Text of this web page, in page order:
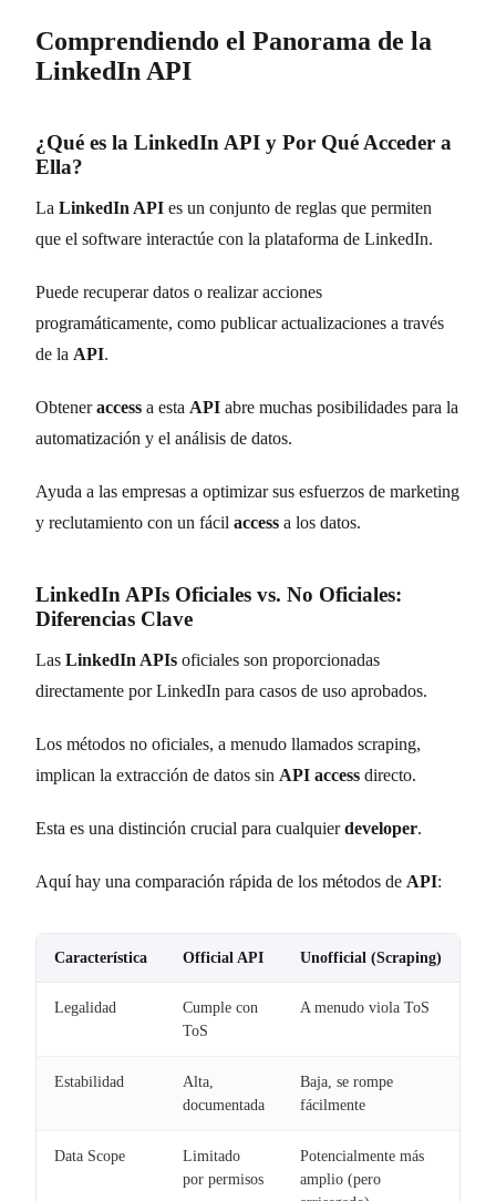
Comprendiendo el Panorama de la
LinkedIn API
¿Qué es la LinkedIn API y Por Qué Acceder a
Ella?
La LinkedIn API es un conjunto de reglas que permiten
que el software interactúe con la plataforma de LinkedIn.
Puede recuperar datos o realizar acciones
programáticamente, como publicar actualizaciones a través
de la API.
Obteneraccess a esta API abre muchas posibilidades para la
automatización y el análisis de datos.
Ayuda a las empresas a optimizar sus esfuerzos de marketing
y reclutamiento con un fácil access a los datos.
LinkedIn APIs Oficiales vs. No Oficiales:
Diferencias Clave
Las LinkedIn APIs oficiales son proporcionadas
directamente por LinkedIn para casos de uso aprobados.
Los métodos no oficiales, a menudo llamados scraping,
implican la extracción de datos sin API access directo.
Esta es una distinción crucial para cualquierdeveloper.
Aquí hay una comparación rápida de los métodos de API:
Característica Official API Unofficial (Scraping)
Legalidad
Cumple con
ToS
A menudo viola ToS
Estabilidad
Alta,
documentada
Baja, se rompe
fácilmente
Data Scope
Limitado
por permisos
Potencialmente más
amplio (pero